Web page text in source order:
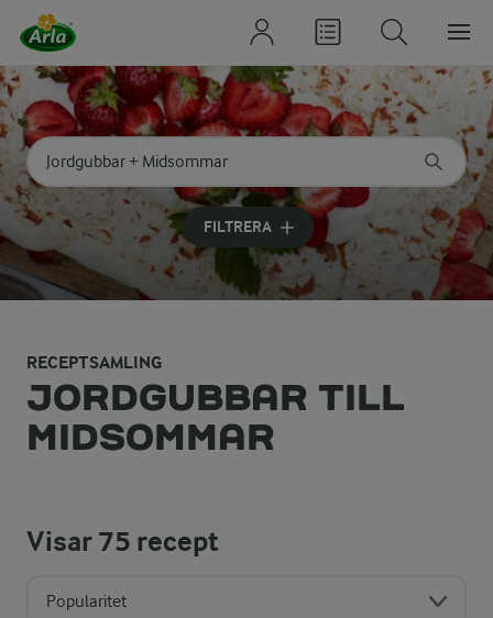
Sök på kategori eller ingrediens
Skriv in sökord för att få förslag
FILTRERA
RECEPTSAMLING
JORDGUBBAR TILL
MIDSOMMAR
Visar75 recept
Popularitet